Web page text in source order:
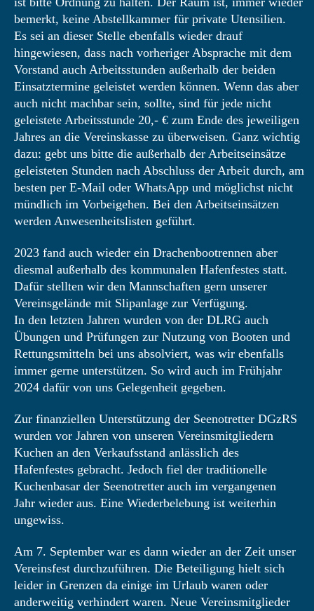
bemerkt, keine Abstellkammer für private Utensilien.
Es sei an dieser Stelle ebenfalls wieder drauf
hingewiesen, dass nach vorheriger Absprache mit dem
Vorstand auch Arbeitsstunden außerhalb der beiden
Einsatztermine geleistet werden können. Wenn das aber
auch nicht machbar sein, sollte, sind für jede nicht
geleistete Arbeitsstunde 20,- € zum Ende des jeweiligen
Jahres an die Vereinskasse zu überweisen. Ganz wichtig
dazu: gebt uns bitte die außerhalb der Arbeitseinsätze
geleisteten Stunden nach Abschluss der Arbeit durch, am
besten per E-Mail oder WhatsApp und möglichst nicht
mündlich im Vorbeigehen. Bei den Arbeitseinsätzen
werden Anwesenheitslisten geführt.
2023 fand auch wieder ein Drachenbootrennen aber
diesmal außerhalb des kommunalen Hafenfestes statt.
Dafür stellten wir den Mannschaften gern unserer
Vereinsgelände mit Slipanlage zur Verfügung.
In den letzten Jahren wurden von der DLRG auch
Übungen und Prüfungen zur Nutzung von Booten und
Rettungsmitteln bei uns absolviert, was wir ebenfalls
immer gerne unterstützen. So wird auch im Frühjahr
2024 dafür von uns Gelegenheit gegeben.
Zur finanziellen Unterstützung der Seenotretter DGzRS
wurden vor Jahren von unseren Vereinsmitgliedern
Kuchen an den Verkaufsstand anlässlich des
Hafenfestes gebracht. Jedoch fiel der traditionelle
Kuchenbasar der Seenotretter auch im vergangenen
Jahr wieder aus. Eine Wiederbelebung ist weiterhin
ungewiss.
Am 7. September war es dann wieder an der Zeit unser
Vereinsfest durchzuführen. Die Beteiligung hielt sich
leider in Grenzen da einige im Urlaub waren oder
anderweitig verhindert waren. Neue Vereinsmitglieder